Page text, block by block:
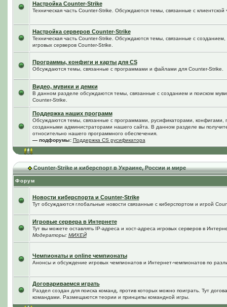
Настройка Counter-Strike
Техническая часть Counter-Strike. Обсуждаются темы, связанные с клиентской
Настройка серверов Counter-Strike
Техническая часть Counter-Strike. Обсуждаются темы, связанные с
игровых серверов Counter-Strike.
Программы, конфиги и карты для CS
Обсуждаются темы, связанные с программами и файлами для Counter-Strike.
Видео, мувики и демки
В данном разделе обсуждаются темы, связанные с созданием и поиском
Counter-Strike.
Поддержка наших программ
Обсуждаются темы, связанные с программами, русификаторами, конфигами,
созданными администраторами нашего сайта. В данном разделе вы
относительно нашего программного обеспечения.
— подфорумы: Поддержка CS русификатора
Counter-Strike и киберспорт в Украине, России и мире
Форум
Новости киберспорта и Counter-Strike
Тут обсуждаются глобальные новости связанные с киберспортом и игрой
Игровые сервера в Интернете
Тут вы можете оставлять IP-адреса и хост-адреса игровых серверов в
Модераторы: МИХЕЙ
Чемпионаты и online чемпионаты
Анонсы и обсуждение игровых чемпионатов и Интернет-чемпионатов по
Договариваемся играть
Раздел создан для поиска команд, против которых можно поиграть. Тут
командами. Размещаются теории и принципы командной игры.